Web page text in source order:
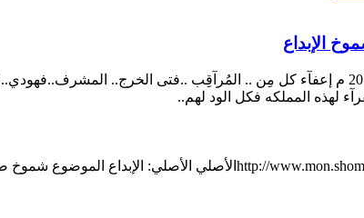
الإبداع
برقم 004/أ بتاريخ 26-12-1432 هـ 21-نوفمبر-2011 م إعفآء كل مِن .. المُرآقِب
لهذه المملكه فكل الود لهم..
http:// الأصلي الأصلي: الإبداع الموضوع شموخ